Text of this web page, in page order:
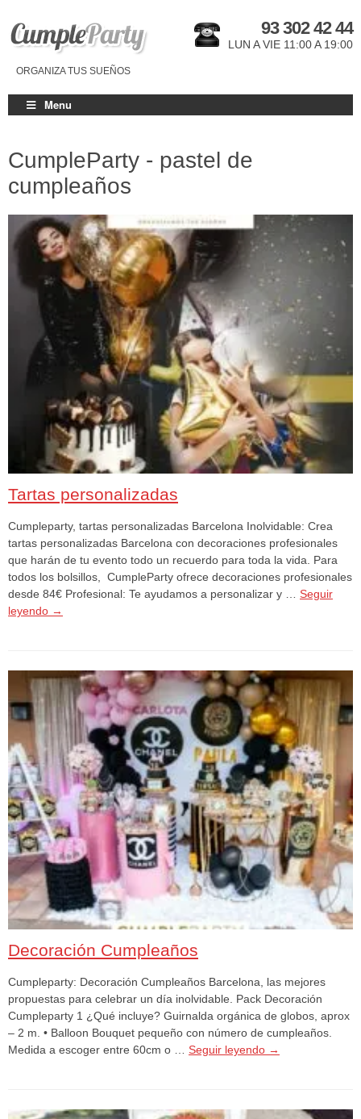
ORGANIZA TUS SUEÑOS
93 302 42 44
LUN A VIE 11:00 A 19:00
Menu
CumpleParty - pastel de
cumpleaños
Tartas personalizadas
Cumpleparty, tartas personalizadas Barcelona Inolvidable: Crea
tartas personalizadas Barcelona con decoraciones profesionales
que harán de tu evento todo un recuerdo para toda la vida. Para
todos los bolsillos, CumpleParty ofrece decoraciones profesionales
desde 84€ Profesional: Te ayudamos a personalizar y … Seguir
leyendo →
Decoración Cumpleaños
Cumpleparty: Decoración Cumpleaños Barcelona, las mejores
propuestas para celebrar un día inolvidable. Pack Decoración
Cumpleparty 1 ¿Qué incluye? Guirnalda orgánica de globos, aprox
– 2 m. • Balloon Bouquet pequeño con número de cumpleaños.
Medida a escoger entre 60cm o … Seguir leyendo →